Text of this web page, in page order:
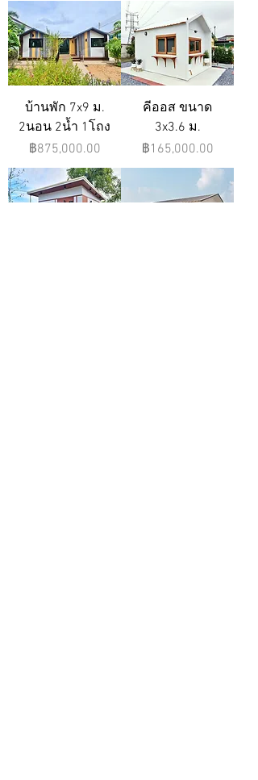
บ้านพัก 7x9 ม.
2นอน 2น้ำ 1โถง
ราคา
฿875,000.00
คีออส ขนาด
3x3.6 ม.
ราคา
฿165,000.00